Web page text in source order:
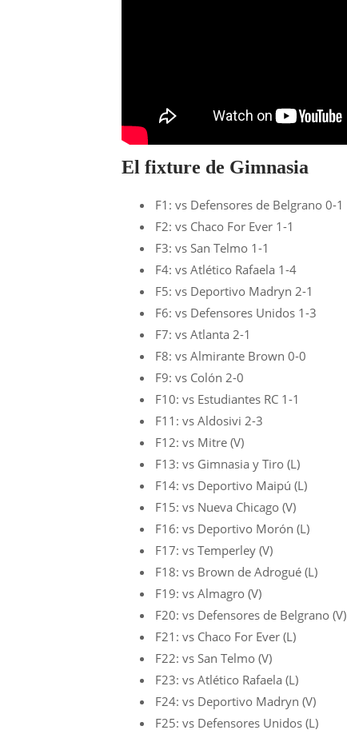
El fixture de Gimnasia
F1: vs Defensores de Belgrano 0-1
F2: vs Chaco For Ever 1-1
F3: vs San Telmo 1-1
F4: vs Atlético Rafaela 1-4
F5: vs Deportivo Madryn 2-1
F6: vs Defensores Unidos 1-3
F7: vs Atlanta 2-1
F8: vs Almirante Brown 0-0
F9: vs Colón 2-0
F10: vs Estudiantes RC 1-1
F11: vs Aldosivi 2-3
F12: vs Mitre (V)
F13: vs Gimnasia y Tiro (L)
F14: vs Deportivo Maipú (L)
F15: vs Nueva Chicago (V)
F16: vs Deportivo Morón (L)
F17: vs Temperley (V)
F18: vs Brown de Adrogué (L)
F19: vs Almagro (V)
F20: vs Defensores de Belgrano (V)
F21: vs Chaco For Ever (L)
F22: vs San Telmo (V)
F23: vs Atlético Rafaela (L)
F24: vs Deportivo Madryn (V)
F25: vs Defensores Unidos (L)